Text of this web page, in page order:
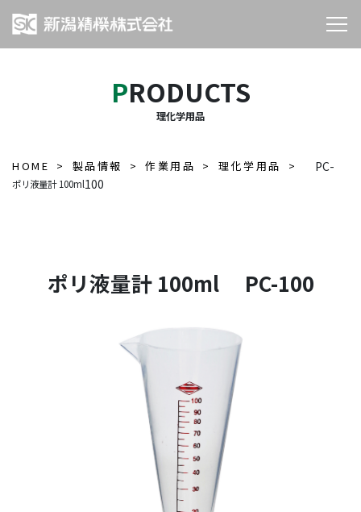
PRODUCTS
理化学用品
HOME 製品情報 作業用品 理化学用品
ポリ液量計 100ml
PC-
100
ポリ液量計 100ml PC-100